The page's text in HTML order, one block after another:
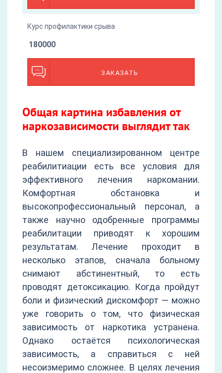
Курс профилактики срыва
ЗАКАЗАТЬ
180000
Общая картина избавления от
наркозависимости выглядит так
В нашем специализированном центре
реабилитиации есть все условия для
эффективного лечения наркомании.
Комфортная обстановка и
высокопрофессиональный персонал, а
также научно одобренные программы
реабилитации приводят к хорошим
результатам. Лечение проходит в
несколько этапов, сначала больному
снимают абстинентный, то есть
проводят детоксикацию. Когда пройдут
боли и физический дискомфорт — можно
уже говорить о том, что физическая
зависимость от наркотика устранена.
Однако остаётся психологическая
зависимость, а справиться с ней
несоизмеримо сложнее. В целях лечения